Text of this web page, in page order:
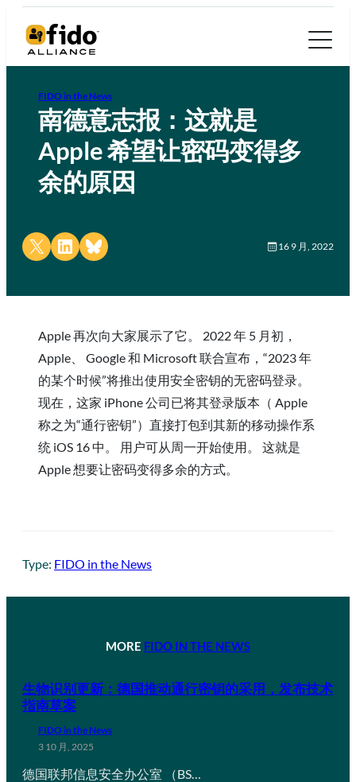
FIDO in the News
南德意志报：这就是
Apple 希望让密码变得多
余的原因
Share on X Share on LinkedIn
Share on Bluesky 16 9 月, 2022
Apple 再次向大家展示了它。 2022 年 5 月初，
Apple、 Google 和 Microsoft 联合宣布，“2023 年
的某个时候”将推出使用安全密钥的无密码登录。
现在，这家 iPhone 公司已将其登录版本（ Apple
称之为“通行密钥”）直接打包到其新的移动操作系
统 iOS 16 中。 用户可从周一开始使用。 这就是
Apple 想要让密码变得多余的方式。
Type: FIDO in the News
MORE FIDO IN THE NEWS
生物识别更新：德国推动通行密钥的采用，发布技术
指南草案
FIDO in the News
3 10 月, 2025
德国联邦信息安全办公室 （BS…